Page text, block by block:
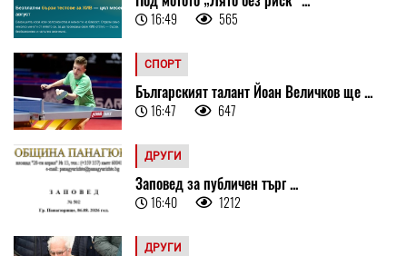
16:49 565
СПОРТ
Българският талант Йоан Величков ще ...
16:47 647
ДРУГИ
Заповед за публичен търг ...
16:40 1212
ДРУГИ